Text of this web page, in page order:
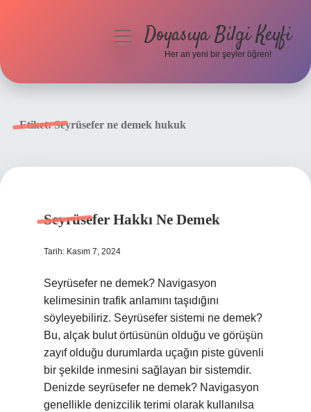
menüyüDoyasıya Bilgi Keyfi
Her an yeni bir şeyler öğren!
Etiket:Seyrüsefer ne demek hukuk
Seyrüsefer Hakkı Ne Demek
Tarih: Kasım 7, 2024
Seyrüsefer ne demek? Navigasyon
kelimesinin trafik anlamını taşıdığını
söyleyebiliriz. Seyrüsefer sistemi ne demek?
Bu, alçak bulut örtüsünün olduğu ve görüşün
zayıf olduğu durumlarda uçağın piste güvenli
bir şekilde inmesini sağlayan bir sistemdir.
Denizde seyrüsefer ne demek? Navigasyon
genellikle denizcilik terimi olarak kullanılsa